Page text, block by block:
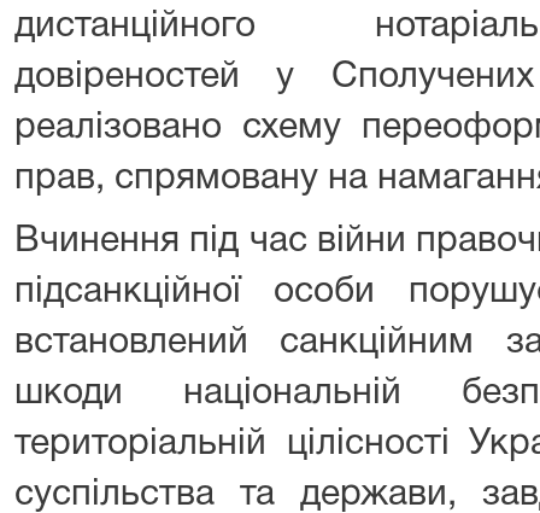
дистанційного
довіреностей у
реалізовано схему
прав, спрямовану на
Вчинення під час війни
підсанкційної особи
встановлений санкційним
шкоди національній
територіальній цілісності
суспільства та держави,